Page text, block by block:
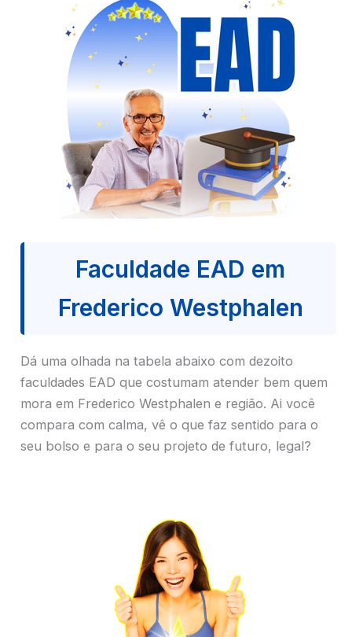
Faculdade EAD em
Frederico Westphalen
Dá uma olhada na tabela abaixo com dezoito
faculdades EAD que costumam atender bem quem
mora em Frederico Westphalen e região. Ai você
compara com calma, vê o que faz sentido para o
seu bolso e para o seu projeto de futuro, legal?